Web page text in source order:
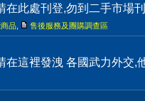
在此處刊登,勿到二手市場
品 售後服務及團購調查區
在這裡發洩 各國武力外交,